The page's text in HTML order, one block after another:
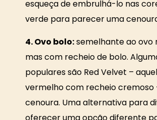
esqueça de embrulhá-lo nas
verde para parecer uma
4. Ovo bolo:semelhante ao ovo
mas com recheio de bolo.
populares são Red Velvet –
vermelho com recheio cremoso
cenoura. Uma alternativa para
oferecer uma opção diferente